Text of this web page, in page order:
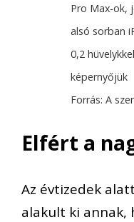
Pro Max-ok,
alsó sorban
0,2
képernyőjük
Forrás: A
Elfért a
Az évtizedek
alakult ki annak,